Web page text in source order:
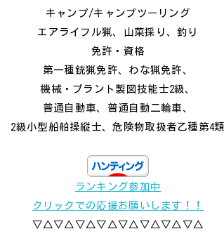
キャンプ/キャンプツーリング
エアライフル猟、山菜採り、釣り
免許・資格
第一種銃猟免許、わな猟免許、
機械・プラント製図技能士2級、
普通自動車、普通自動二輪車、
2級小型船舶操縦士、危険物取扱者乙種第4類
ランキング参加中
クリックでの応援お願いします！！
▽△▽△▽△▽△▽△▽△▽△▽△